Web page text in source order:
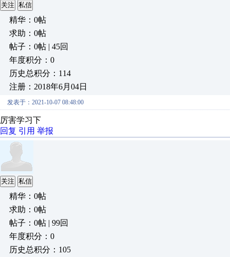
关注 私信
精华：0帖
求助：0帖
帖子：0帖 | 45回
年度积分：0
历史总积分：114
注册：2018年6月04日
发表于：2021-10-07 08:48:00
厉害学习下
回复 引用 举报
关注 私信
精华：0帖
求助：0帖
帖子：0帖 | 99回
年度积分：0
历史总积分：105